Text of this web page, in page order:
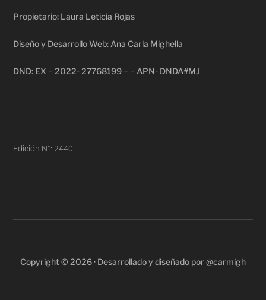
Propietario: Laura Leticia Rojas
Diseño y Desarrollo Web: Ana Carla Mighella
DND: EX – 2022- 27768199 – – APN- DNDA#MJ
Edición N°: 2440
Copyright © 2026 · Desarrollado y diseñado por @carmigh